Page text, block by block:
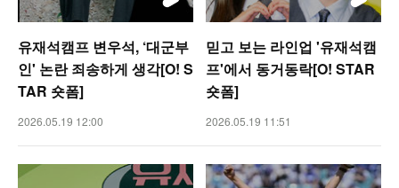
유재석캠프 변우석, ‘대군부
인' 논란 죄송하게 생각[O! S
TAR 숏폼]
2026.05.19 12:00
믿고 보는 라인업 '유재석캠
프'에서 동거동락[O! STAR
숏폼]
2026.05.19 11:51